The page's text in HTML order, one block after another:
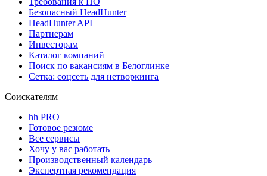
Безопасный HeadHunter
HeadHunter API
Партнерам
Инвесторам
Каталог компаний
Поиск по вакансиям в Белоглинке
Сетка: соцсеть для нетворкинга
Соискателям
hh PRO
Готовое резюме
Все сервисы
Хочу у вас работать
Производственный календарь
Экспертная рекомендация